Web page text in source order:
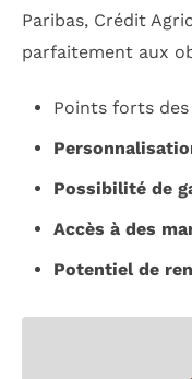
Paribas, Crédit
parfaitement aux
Points forts des
Possibilité de
Accès à des
Potentiel de